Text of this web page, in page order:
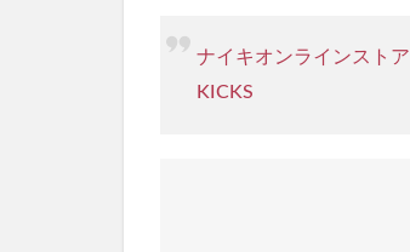
ナイキオンラインストア
KICKS